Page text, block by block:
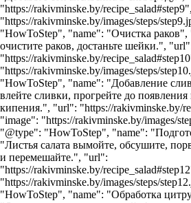
"https://rakivminske.by/
"https://rakivminske.by/images/steps/
"HowToStep", "name": "Очистка
очистите раков, достаньте шейки.",
"https://rakivminske.by/
"https://rakivminske.by/images/steps/
"HowToStep", "name": "Добавление
влейте сливки, прогрейте до
кипения.", "url": "https://rakivminske.by/
"image": "https://rakivminske.by/images/
"@type": "HowToStep", "name":
"Листья салата вымойте, обсушите,
и перемешайте.", "url":
"https://rakivminske.by/
"https://rakivminske.by/images/steps/
"HowToStep", "name": "Обработка